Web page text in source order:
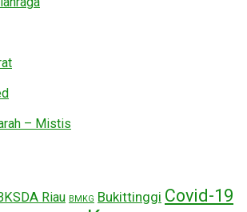
– Mistis
Riau BMKG Bukittinggi Covid-19